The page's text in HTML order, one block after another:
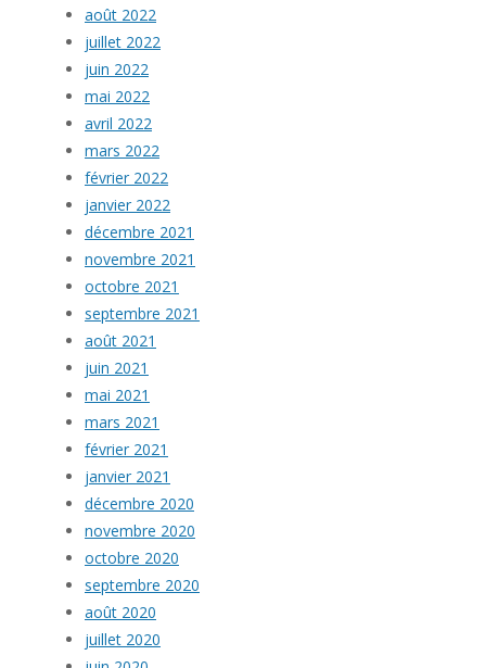
août 2022
juillet 2022
juin 2022
mai 2022
avril 2022
mars 2022
février 2022
janvier 2022
décembre 2021
novembre 2021
octobre 2021
septembre 2021
août 2021
juin 2021
mai 2021
mars 2021
février 2021
janvier 2021
décembre 2020
novembre 2020
octobre 2020
septembre 2020
août 2020
juillet 2020